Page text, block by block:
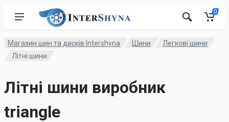
0
Магазин шин та дисків Intershyna Шини
Легкові шини
Літні шини
Літні шини виробник
triangle